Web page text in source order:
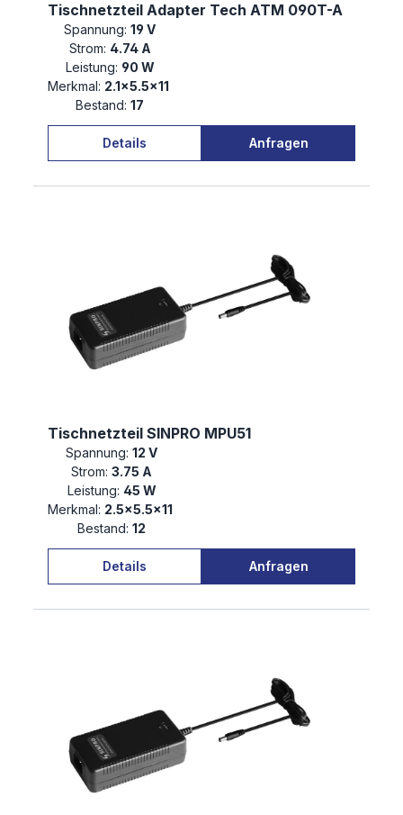
Tischnetzteil Adapter Tech ATM 090T-A
Spannung: 19 V
Strom: 4.74 A
Leistung: 90 W
Merkmal: 2.1×5.5×11
Bestand: 17
Details Anfragen
Tischnetzteil SINPRO MPU51
Spannung: 12 V
Strom: 3.75 A
Leistung: 45 W
Merkmal: 2.5×5.5×11
Bestand: 12
Details Anfragen